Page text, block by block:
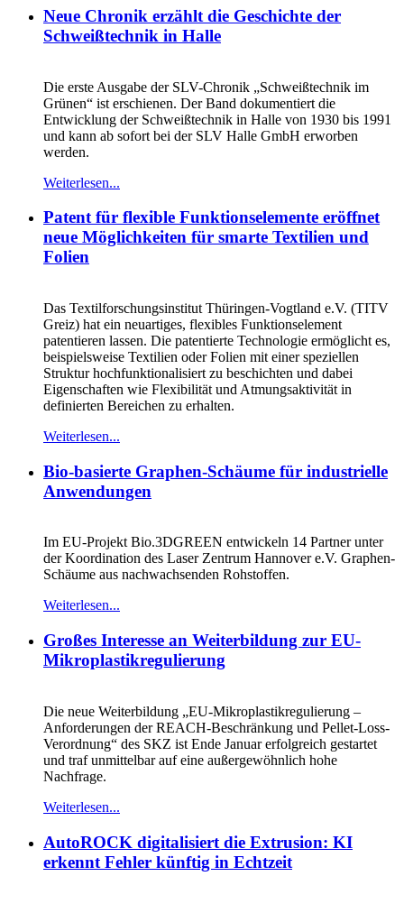
Neue Chronik erzählt die Geschichte der
Schweißtechnik in Halle
Die erste Ausgabe der SLV-Chronik „Schweißtechnik im
Grünen“ ist erschienen. Der Band dokumentiert die
Entwicklung der Schweißtechnik in Halle von 1930 bis 1991
und kann ab sofort bei der SLV Halle GmbH erworben
werden.
Weiterlesen...
Patent für flexible Funktionselemente eröffnet
neue Möglichkeiten für smarte Textilien und
Folien
Das Textilforschungsinstitut Thüringen-Vogtland e.V. (TITV
Greiz) hat ein neuartiges, flexibles Funktionselement
patentieren lassen. Die patentierte Technologie ermöglicht es,
beispielsweise Textilien oder Folien mit einer speziellen
Struktur hochfunktionalisiert zu beschichten und dabei
Eigenschaften wie Flexibilität und Atmungsaktivität in
definierten Bereichen zu erhalten.
Weiterlesen...
Bio-basierte Graphen-Schäume für industrielle
Anwendungen
Im EU-Projekt Bio.3DGREEN entwickeln 14 Partner unter
der Koordination des Laser Zentrum Hannover e.V. Graphen-
Schäume aus nachwachsenden Rohstoffen.
Weiterlesen...
Großes Interesse an Weiterbildung zur EU-
Mikroplastikregulierung
Die neue Weiterbildung „EU-Mikroplastikregulierung –
Anforderungen der REACH-Beschränkung und Pellet-Loss-
Verordnung“ des SKZ ist Ende Januar erfolgreich gestartet
und traf unmittelbar auf eine außergewöhnlich hohe
Nachfrage.
Weiterlesen...
AutoROCK digitalisiert die Extrusion: KI
erkennt Fehler künftig in Echtzeit